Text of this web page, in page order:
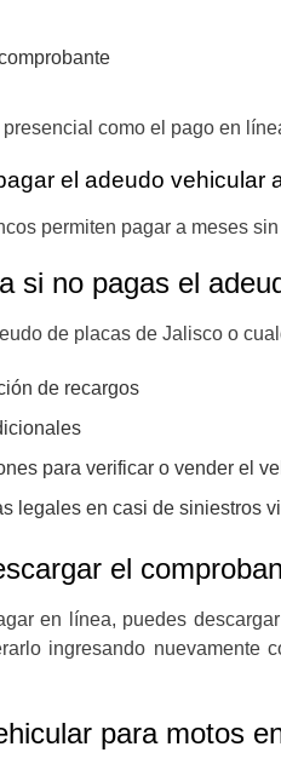
presencial como el pago en
el adeudo vehicular
permiten pagar a meses
si no pagas el
de placas de Jalisco o
de recargos
para verificar o vender el
legales en casi de siniestros
el
en línea, puedes
ingresando nuevamente
para motos